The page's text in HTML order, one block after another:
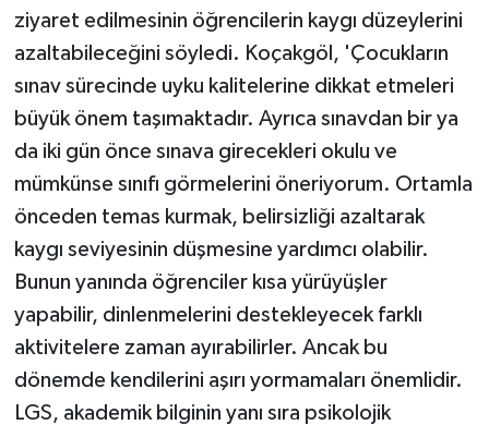
ziyaret edilmesinin öğrencilerin kaygı düzeylerini
azaltabileceğini söyledi. Koçakgöl, 'Çocukların
sınav sürecinde uyku kalitelerine dikkat etmeleri
büyük önem taşımaktadır. Ayrıca sınavdan bir ya
da iki gün önce sınava girecekleri okulu ve
mümkünse sınıfı görmelerini öneriyorum. Ortamla
önceden temas kurmak, belirsizliği azaltarak
kaygı seviyesinin düşmesine yardımcı olabilir.
Bunun yanında öğrenciler kısa yürüyüşler
yapabilir, dinlenmelerini destekleyecek farklı
aktivitelere zaman ayırabilirler. Ancak bu
dönemde kendilerini aşırı yormamaları önemlidir.
LGS, akademik bilginin yanı sıra psikolojik